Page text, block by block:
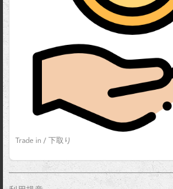
Trade in / 下取り